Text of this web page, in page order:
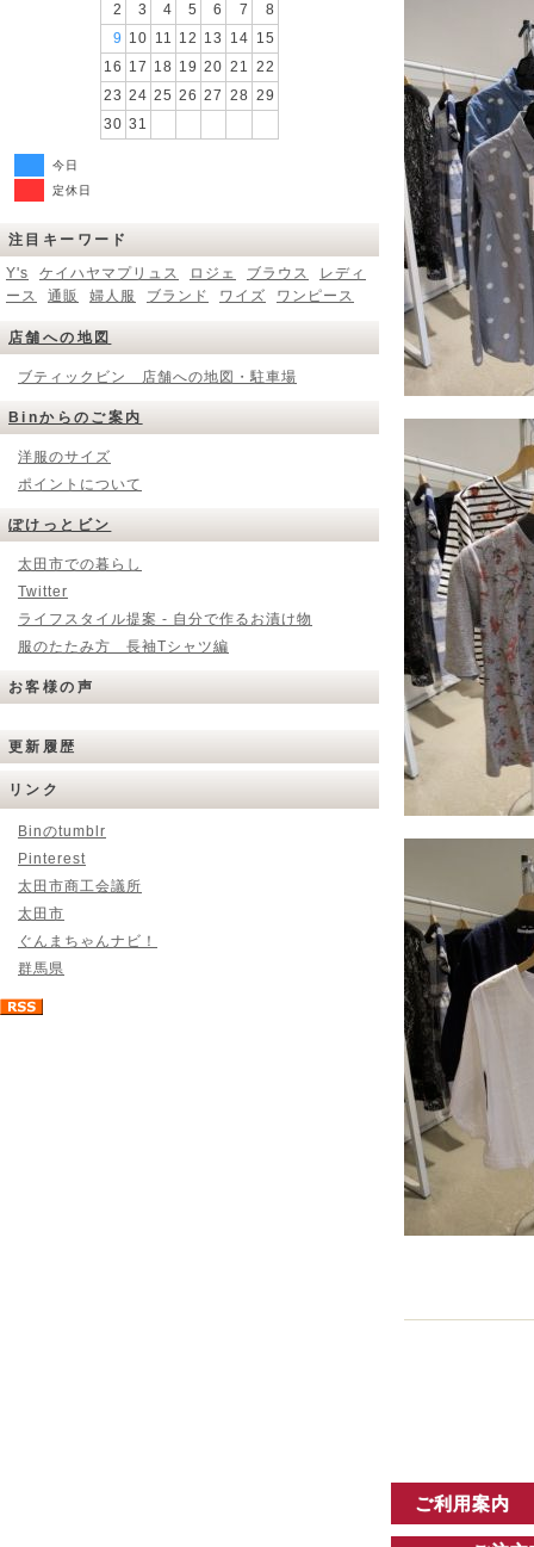
2
3 4 5 6 7
8
9 10 11 12 13 14 15
16 17 18 19 20 21 22
23 24 25 26 27 28 29
30 31
今日
定休日
注目キーワード
Y's
ケイハヤマプリュス ロジェ ブラウス
レディ
ース
通販 婦人服 ブランド ワイズ ワンピース
店舗への地図
ブティックビン 店舗への地図・駐車場
Binからのご案内
洋服のサイズ
ポイントについて
ぽけっとビン
太田市での暮らし
Twitter
ライフスタイル提案 - 自分で作るお漬け物
服のたたみ方 長袖Tシャツ編
お客様の声
更新履歴
リンク
Binのtumblr
Pinterest
太田市商工会議所
太田市
ぐんまちゃんナビ！
群馬県
ご利用案内